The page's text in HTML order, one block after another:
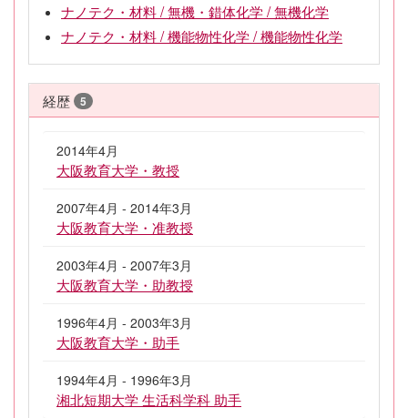
ナノテク・材料 / 無機・錯体化学 / 無機化学
ナノテク・材料 / 機能物性化学 / 機能物性化学
経歴 5
2014年4月
大阪教育大学・教授
2007年4月 - 2014年3月
大阪教育大学・准教授
2003年4月 - 2007年3月
大阪教育大学・助教授
1996年4月 - 2003年3月
大阪教育大学・助手
1994年4月 - 1996年3月
湘北短期大学 生活科学科 助手